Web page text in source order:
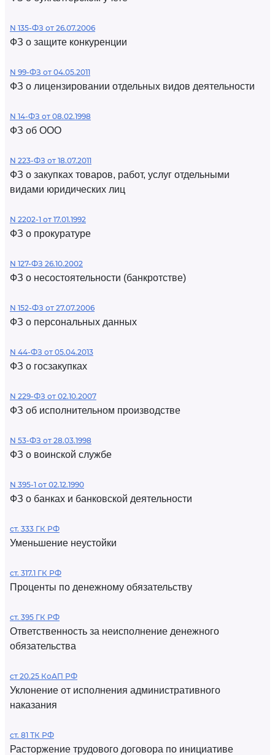
N 135-ФЗ от 26.07.2006
ФЗ о защите конкуренции
N 99-ФЗ от 04.05.2011
ФЗ о лицензировании отдельных видов деятельности
N 14-ФЗ от 08.02.1998
ФЗ об ООО
N 223-ФЗ от 18.07.2011
ФЗ о закупках товаров, работ, услуг отдельными
видами юридических лиц
N 2202-1 от 17.01.1992
ФЗ о прокуратуре
N 127-ФЗ 26.10.2002
ФЗ о несостоятельности (банкротстве)
N 152-ФЗ от 27.07.2006
ФЗ о персональных данных
N 44-ФЗ от 05.04.2013
ФЗ о госзакупках
N 229-ФЗ от 02.10.2007
ФЗ об исполнительном производстве
N 53-ФЗ от 28.03.1998
ФЗ о воинской службе
N 395-1 от 02.12.1990
ФЗ о банках и банковской деятельности
ст. 333 ГК РФ
Уменьшение неустойки
ст. 317.1 ГК РФ
Проценты по денежному обязательству
ст. 395 ГК РФ
Ответственность за неисполнение денежного
обязательства
ст 20.25 КоАП РФ
Уклонение от исполнения административного
наказания
ст. 81 ТК РФ
Расторжение трудового договора по инициативе